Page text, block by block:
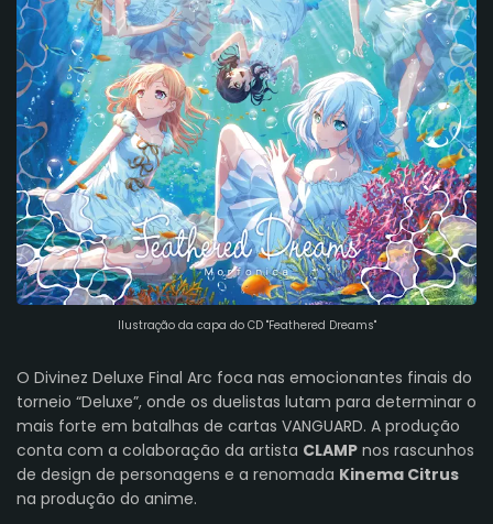
Ilustração da capa do CD "Feathered Dreams"
O Divinez Deluxe Final Arc foca nas emocionantes finais do
torneio “Deluxe”, onde os duelistas lutam para determinar o
mais forte em batalhas de cartas VANGUARD. A produção
conta com a colaboração da artista CLAMP nos rascunhos
de design de personagens e a renomada Kinema Citrus
na produção do anime.